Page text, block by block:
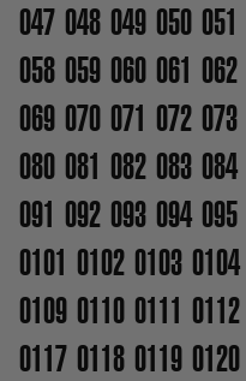
047 048 049 050 051
058 059 060 061 062
069 070 071 072 073
080 081 082 083 084
091 092 093 094 095
0101 0102 0103 0104
0109 0110 0111 0112
0117 0118 0119 0120